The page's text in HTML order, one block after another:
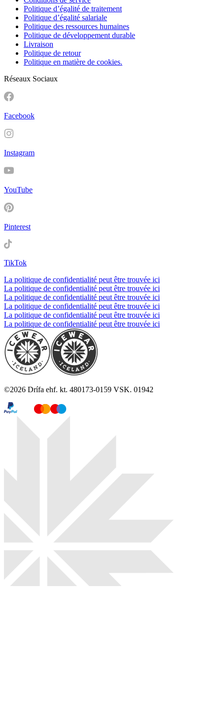
Politique d’égalité de traitement
Politique d’égalité salariale
Politique des ressources humaines
Politique de développement durable
Livraison
Politique de retour
Politique en matière de cookies.
Réseaux Sociaux
Facebook
Instagram
YouTube
Pinterest
TikTok
La politique de confidentialité peut être trouvée ici
La politique de confidentialité peut être trouvée ici
La politique de confidentialité peut être trouvée ici
La politique de confidentialité peut être trouvée ici
La politique de confidentialité peut être trouvée ici
La politique de confidentialité peut être trouvée ici
©2026 Drífa ehf. kt. 480173-0159 VSK. 01942